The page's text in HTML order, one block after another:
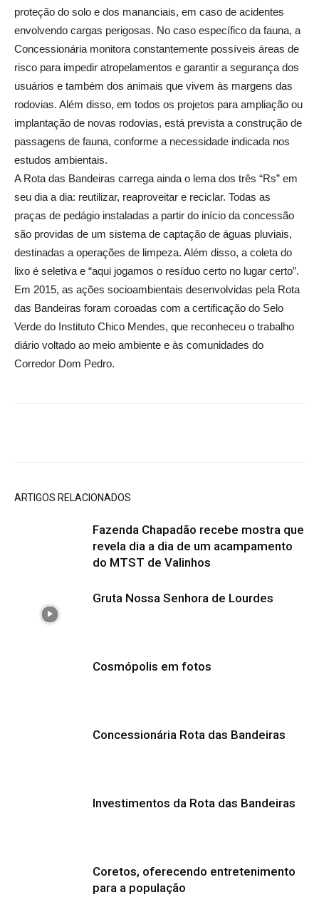
proteção do solo e dos mananciais, em caso de acidentes
envolvendo cargas perigosas. No caso específico da fauna, a
Concessionária monitora constantemente possíveis áreas de
risco para impedir atropelamentos e garantir a segurança dos
usuários e também dos animais que vivem às margens das
rodovias. Além disso, em todos os projetos para ampliação ou
implantação de novas rodovias, está prevista a construção de
passagens de fauna, conforme a necessidade indicada nos
estudos ambientais.
A Rota das Bandeiras carrega ainda o lema dos três “Rs” em
seu dia a dia: reutilizar, reaproveitar e reciclar. Todas as
praças de pedágio instaladas a partir do início da concessão
são providas de um sistema de captação de águas pluviais,
destinadas a operações de limpeza. Além disso, a coleta do
lixo é seletiva e “aqui jogamos o resíduo certo no lugar certo”.
Em 2015, as ações socioambientais desenvolvidas pela Rota
das Bandeiras foram coroadas com a certificação do Selo
Verde do Instituto Chico Mendes, que reconheceu o trabalho
diário voltado ao meio ambiente e às comunidades do
Corredor Dom Pedro.
ARTIGOS RELACIONADOS
Fazenda Chapadão recebe mostra que
revela dia a dia de um acampamento
do MTST de Valinhos
Gruta Nossa Senhora de Lourdes
Cosmópolis em fotos
Concessionária Rota das Bandeiras
Investimentos da Rota das Bandeiras
Coretos, oferecendo entretenimento
para a população